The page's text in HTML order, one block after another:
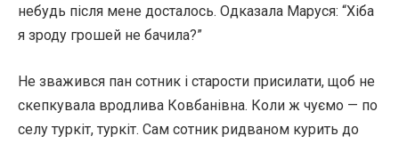
небудь після мене досталось. Одказала Маруся: “Хіба
я зроду грошей не бачила?”
Не зважився пан сотник і старости присилати, щоб не
скепкувала вродлива Ковбанівна. Коли ж чуємо — по
селу туркіт, туркіт. Сам сотник ридваном курить до